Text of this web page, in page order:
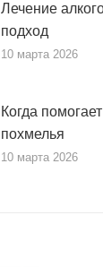
Лечение
подход
10 марта 2026
Когда
похмелья
10 марта 2026